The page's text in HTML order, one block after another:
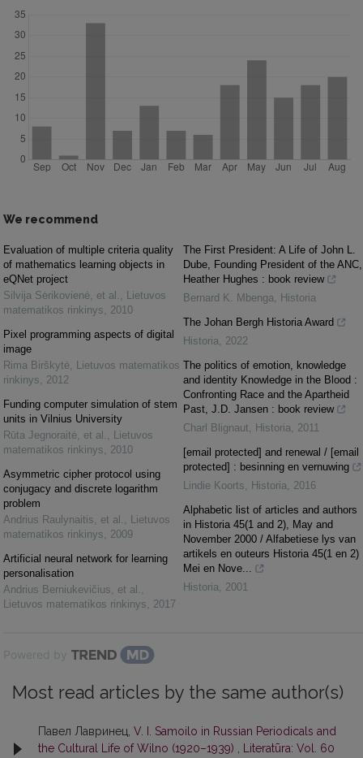
We recommend
Evaluation of multiple criteria quality
of mathematics learning objects in
eQNet project
Silvija Sėrikovienė, et al. , Lietuvos
matematikos rinkinys, 2010
Pixel programming aspects of digital
image
Rima Birškytė, Lietuvos matematikos
rinkinys, 2012
Funding computer simulation of stem
units in Vilnius University
Rūta Jegnoraitė, et al. , Lietuvos
matematikos rinkinys, 2010
Asymmetric cipher protocol using
conjugacy and discrete logarithm
problem
Andrius Raulynaitis, et al. , Lietuvos
matematikos rinkinys, 2009
Artificial neural network for learning
personalisation
Andrius Berniukevičius, et al. ,
Lietuvos matematikos rinkinys, 2017
The First President: A Life of John L.
Dube, Founding President of the ANC,
Heather Hughes : book review
Bernard K. Mbenga, Historia
The Johan Bergh Historia Award
Historia, 2022
The politics of emotion, knowledge
and identity Knowledge in the Blood :
Confronting Race and the Apartheid
Past, J.D. Jansen : book review
Charl Blignaut, Historia, 2011
[email protected] and renewal / [email
protected] : besinning en vernuwing
Lindie Koorts, Historia, 2016
Alphabetic list of articles and authors
in Historia 45(1 and 2), May and
November 2000 / Alfabetiese lys van
artikels en outeurs Historia 45(1 en 2)
Mei en Nove...
Historia, 2001
Powered by
Most read articles by the same author(s)
Павел Лавринец, V. I. Samoilo in Russian Periodicals and
the Cultural Life of Wilno (1920–1939)
Literatūra: Vol. 60